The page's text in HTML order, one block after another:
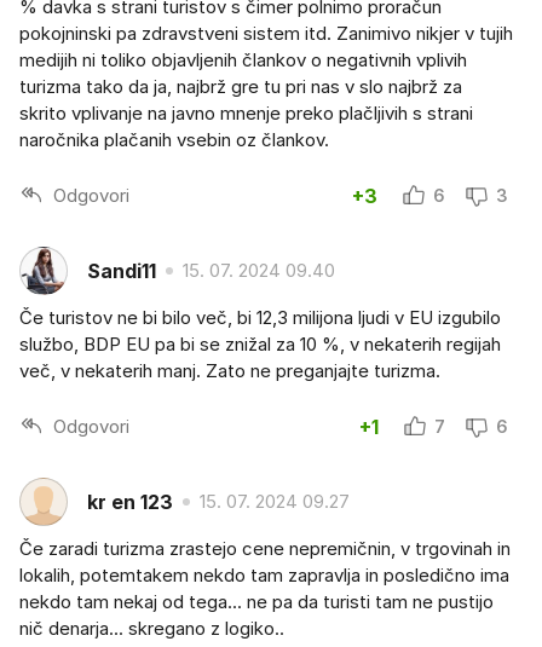
% davka s strani turistov s čimer polnimo proračun
pokojninski pa zdravstveni sistem itd. Zanimivo nikjer v tujih
medijih ni toliko objavljenih člankov o negativnih vplivih
turizma tako da ja, najbrž gre tu pri nas v slo najbrž za
skrito vplivanje na javno mnenje preko plačljivih s strani
naročnika plačanih vsebin oz člankov.
Odgovori +3 6 3
Sandi11 15. 07. 2024 09.40
Če turistov ne bi bilo več, bi 12,3 milijona ljudi v EU izgubilo
službo, BDP EU pa bi se znižal za 10 %, v nekaterih regijah
več, v nekaterih manj. Zato ne preganjajte turizma.
Odgovori +1 7 6
kr en 123 15. 07. 2024 09.27
Če zaradi turizma zrastejo cene nepremičnin, v trgovinah in
lokalih, potemtakem nekdo tam zapravlja in posledično ima
nekdo tam nekaj od tega... ne pa da turisti tam ne pustijo
nič denarja... skregano z logiko..